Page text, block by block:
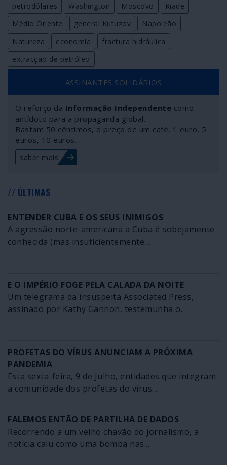
petrodólares
Washington Moscovo
Riade
Médio Oriente
general Kutuzov
Napoleão
Natureza
economia
fractura hidráulica
extracção de petróleo
ASSINANTES SOLIDÁRIOS
O reforço da Informação Independente como
antídoto para a propaganda global.
Bastam 50 cêntimos, o preço de um café, 1 euro, 5
euros, 10 euros…
saber mais
// ÚLTIMAS
ENTENDER CUBA E OS SEUS INIMIGOS
A agressão norte-americana a Cuba é sobejamente
conhecida (mas insuficientemente...
E O IMPÉRIO FOGE PELA CALADA DA NOITE
Um telegrama da insuspeita Associated Press,
assinado por Kathy Gannon, testemunha o...
PROFETAS DO VÍRUS ANUNCIAM A PRÓXIMA
PANDEMIA
Esta sexta-feira, 9 de Julho, entidades que integram
a comunidade dos profetas do vírus...
FALEMOS ENTÃO DE PARTILHA DE DADOS
Recorrendo a um velho chavão do jornalismo, a
notícia caiu como uma bomba nas...